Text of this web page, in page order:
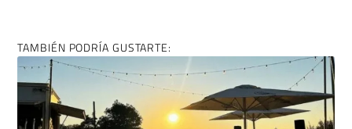
Tanxugueiras no irá a Eurovisión 2022